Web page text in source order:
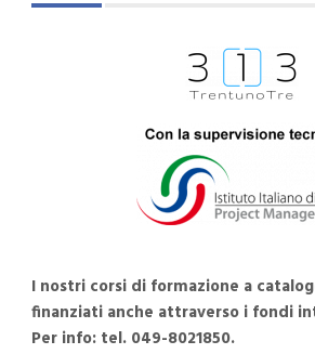
I nostri corsi di formazione a
finanziati anche attraverso i fondi
Per info: tel. 049-8021850.